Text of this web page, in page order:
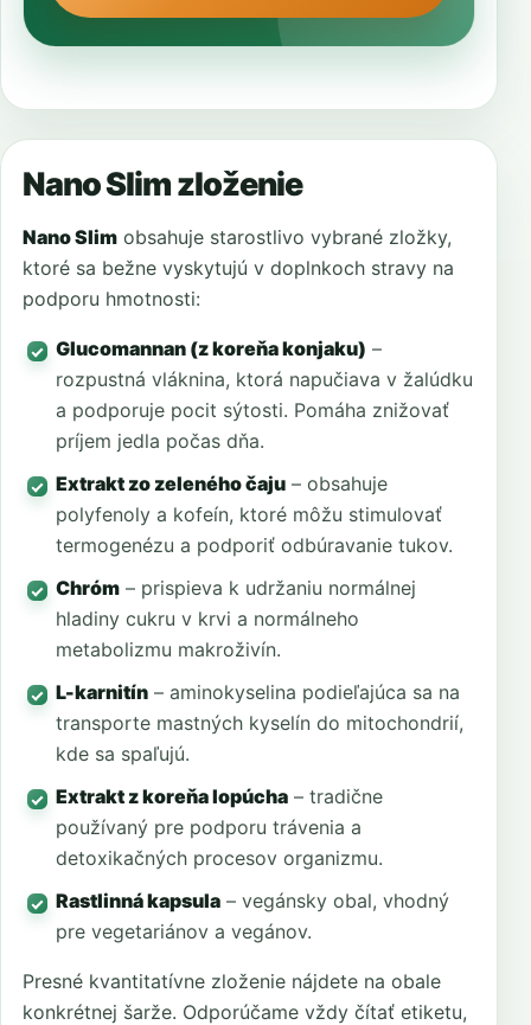
Nano Slim zloženie
Nano Slim obsahuje starostlivo vybrané zložky,
ktoré sa bežne vyskytujú v doplnkoch stravy na
podporu hmotnosti:
Glucomannan (z koreňa konjaku) –
rozpustná vláknina, ktorá napučiava v žalúdku
a podporuje pocit sýtosti. Pomáha znižovať
príjem jedla počas dňa.
Extrakt zo zeleného čaju – obsahuje
polyfenoly a kofeín, ktoré môžu stimulovať
termogenézu a podporiť odbúravanie tukov.
Chróm – prispieva k udržaniu normálnej
hladiny cukru v krvi a normálneho
metabolizmu makroživín.
L-karnitín – aminokyselina podieľajúca sa na
transporte mastných kyselín do mitochondrií,
kde sa spaľujú.
Extrakt z koreňa lopúcha – tradične
používaný pre podporu trávenia a
detoxikačných procesov organizmu.
Rastlinná kapsula – vegánsky obal, vhodný
pre vegetariánov a vegánov.
Presné kvantitatívne zloženie nájdete na obale
konkrétnej šarže. Odporúčame vždy čítať etiketu,